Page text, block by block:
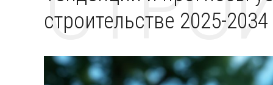
строительстве 2025-2034